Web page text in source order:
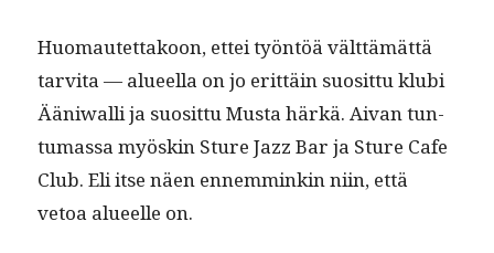
Huo­mautet­takoon, ettei työn­töä vält­tämät­tä
tarvi­ta — alueel­la on jo erit­täin suosit­tu klu­bi
Ääni­wal­li ja suosit­tu Mus­ta härkä. Aivan tun­
tu­mas­sa myöskin Sture Jazz Bar ja Sture Cafe
Club. Eli itse näen ennem­minkin niin, että
vetoa alueelle on.